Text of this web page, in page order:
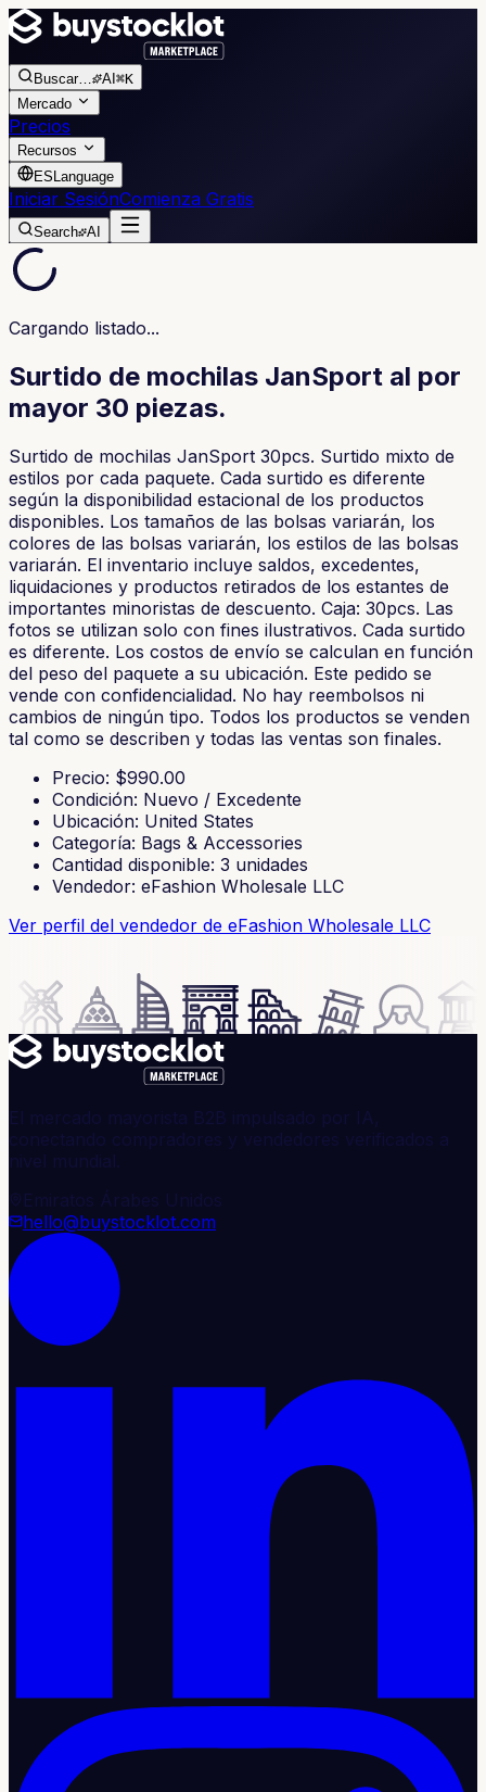
Buscar… AI ⌘K
Mercado
Precios
Recursos
ES Language
Iniciar SesiónComienza Gratis
Search AI
Cargando listado...
Surtido de mochilas JanSport al por
mayor 30 piezas.
Surtido de mochilas JanSport 30pcs. Surtido mixto de
estilos por cada paquete. Cada surtido es diferente
según la disponibilidad estacional de los productos
disponibles. Los tamaños de las bolsas variarán, los
colores de las bolsas variarán, los estilos de las bolsas
variarán. El inventario incluye saldos, excedentes,
liquidaciones y productos retirados de los estantes de
importantes minoristas de descuento. Caja: 30pcs. Las
fotos se utilizan solo con fines ilustrativos. Cada surtido
es diferente. Los costos de envío se calculan en función
del peso del paquete a su ubicación. Este pedido se
vende con confidencialidad. No hay reembolsos ni
cambios de ningún tipo. Todos los productos se venden
tal como se describen y todas las ventas son finales.
Precio: $990.00
Condición: Nuevo / Excedente
Ubicación: United States
Categoría: Bags & Accessories
Cantidad disponible: 3 unidades
Vendedor: eFashion Wholesale LLC
Ver perfil del vendedor de eFashion Wholesale LLC
El mercado mayorista B2B impulsado por IA,
conectando compradores y vendedores verificados a
nivel mundial.
Emiratos Árabes Unidos
hello@buystocklot.com